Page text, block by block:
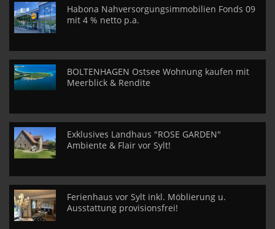
Habona Nahversorgungsimmobilien Fonds 09
mit 4 % netto p.a.
BOLTENHAGEN Ostsee Wohnung kaufen mit
Meerblick & Rendite
Exklusives Landhaus "ROSE GARDEN"
Ambiente & Flair vor Sylt!
Ferienhaus vor Sylt inkl. Möblierung u.
Ausstattung provisionsfrei!